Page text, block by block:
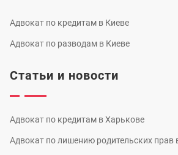
Адвокат по кредитам в Киеве
Адвокат по разводам в Киеве
Статьи и новости
Адвокат по кредитам в Харькове
Адвокат по лишению родительских прав